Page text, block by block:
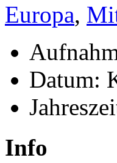
Europa,
Datum:
Info